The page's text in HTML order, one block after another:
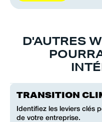
D'AUTRES
TRANSITION
Identifiez les leviers clés
de votre entreprise.